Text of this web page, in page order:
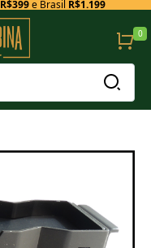
R$399e Brasil R$1.199
0